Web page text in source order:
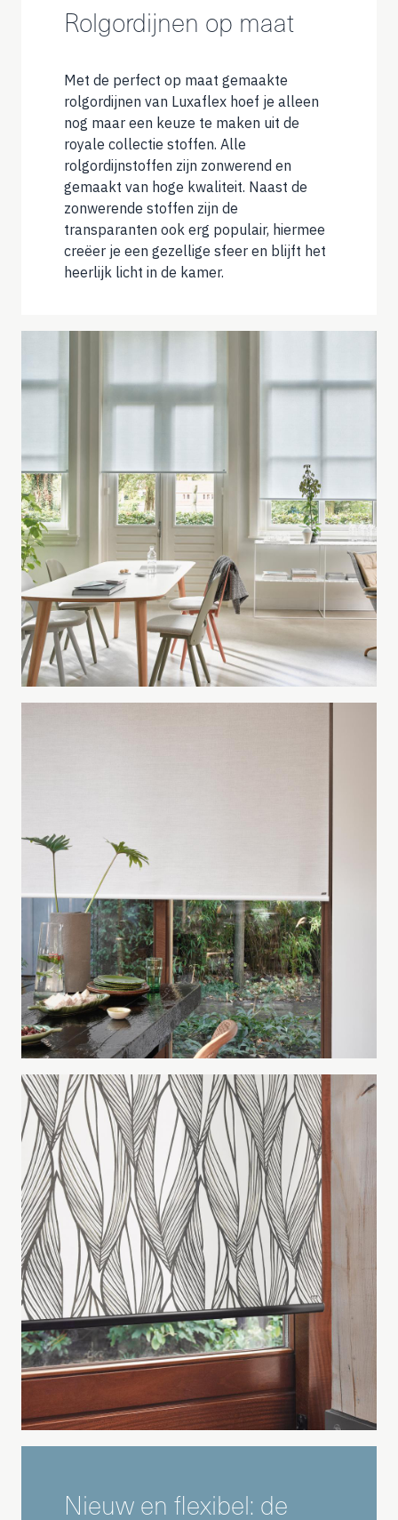
Rolgordijnen op maat
Met de perfect op maat gemaakte
rolgordijnen van Luxaflex hoef je alleen
nog maar een keuze te maken uit de
royale collectie stoffen. Alle
rolgordijnstoffen zijn zonwerend en
gemaakt van hoge kwaliteit. Naast de
zonwerende stoffen zijn de
transparanten ook erg populair, hiermee
creëer je een gezellige sfeer en blijft het
heerlijk licht in de kamer.
Nieuw en flexibel: de